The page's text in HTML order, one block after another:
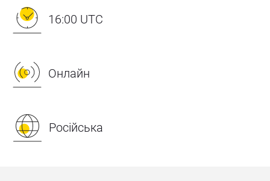
16:00 UTC
Онлайн
Російська